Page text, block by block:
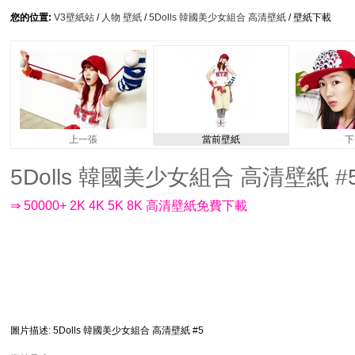
您的位置: V3壁紙站 / 人物 壁紙 /5Dolls 韓國美少女組合 高清壁紙 / 壁紙下載
上一張 當前壁紙
5Dolls 韓國美少女組合 高清壁紙
⇒ 50000+ 2K 4K 5K 8K 高清壁紙免費下載
圖片描述: 5Dolls 韓國美少女組合 高清壁紙 #5